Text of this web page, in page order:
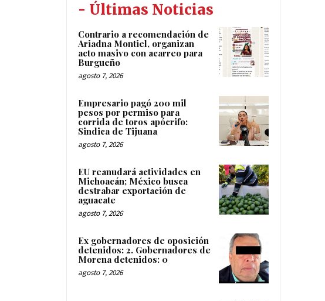
- Últimas Noticias
Contrario a recomendación de
Ariadna Montiel, organizan
acto masivo con acarreo para
Burgueño
agosto 7, 2026
Empresario pagó 200 mil
pesos por permiso para
corrida de toros apócrifo:
Sindica de Tijuana
agosto 7, 2026
EU reanudará actividades en
Michoacán; México busca
destrabar exportación de
aguacate
agosto 7, 2026
Ex gobernadores de oposición
detenidos: 2. Gobernadores de
Morena detenidos: 0
agosto 7, 2026